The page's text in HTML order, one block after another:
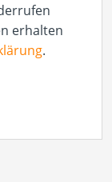
erhalten
.